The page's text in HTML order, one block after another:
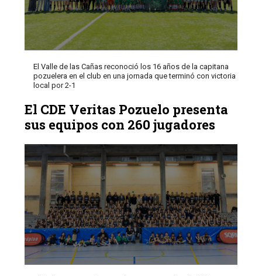
El Valle de las Cañas reconoció los 16 años de la capitana
pozuelera en el club en una jornada que terminó con victoria
local por 2-1
El CDE Veritas Pozuelo presenta
sus equipos con 260 jugadores